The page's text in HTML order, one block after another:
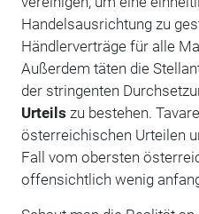
Handelsausrichtung zu
Händlerverträge für alle
Außerdem täten die
der stringenten
Urteils zu bestehen.
österreichischen Urteilen
Fall vom obersten
offensichtlich wenig